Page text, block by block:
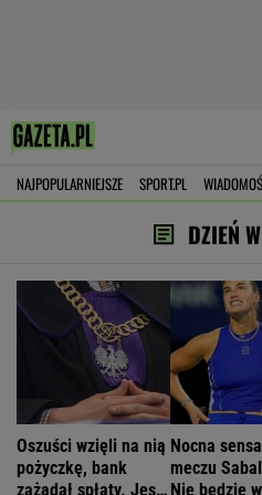
NAJPOPULARNIEJSZE SPORT.PL
DZIEŃ
Oszuści wzięli na nią
pożyczkę, bank
zażądał spłaty. Jest
Nocna
meczu
Nie będzie